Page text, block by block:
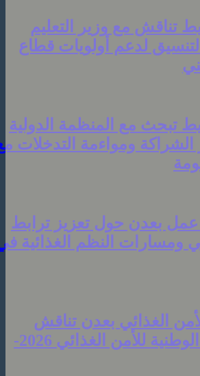
مع وزير التعليم
لدعم أولويات قطاع
مع المنظمة الدولية
ومواءمة التدخلات مع
حول تعزيز ترابط
النظم الغذائية في
الغذائي بعدن تناقش
الاستراتيجية الوطنية للأمن الغذائي 2026-